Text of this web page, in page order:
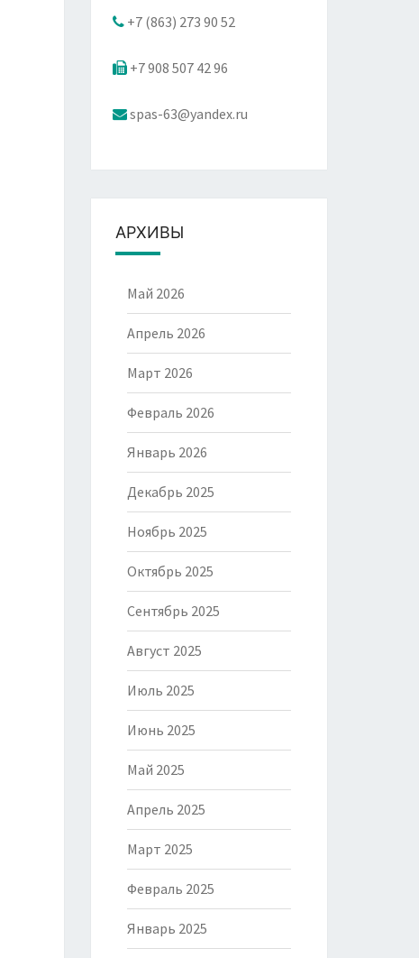
+7 (863) 273 90 52
+7 908 507 42 96
spas-63@yandex.ru
АРХИВЫ
Май 2026
Апрель 2026
Март 2026
Февраль 2026
Январь 2026
Декабрь 2025
Ноябрь 2025
Октябрь 2025
Сентябрь 2025
Август 2025
Июль 2025
Июнь 2025
Май 2025
Апрель 2025
Март 2025
Февраль 2025
Январь 2025